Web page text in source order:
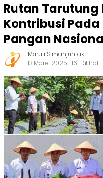
Rutan Tarutung
Kontribusi
Pangan
Maruli Simanjuntak
13 Maret 2025
161 Dilihat